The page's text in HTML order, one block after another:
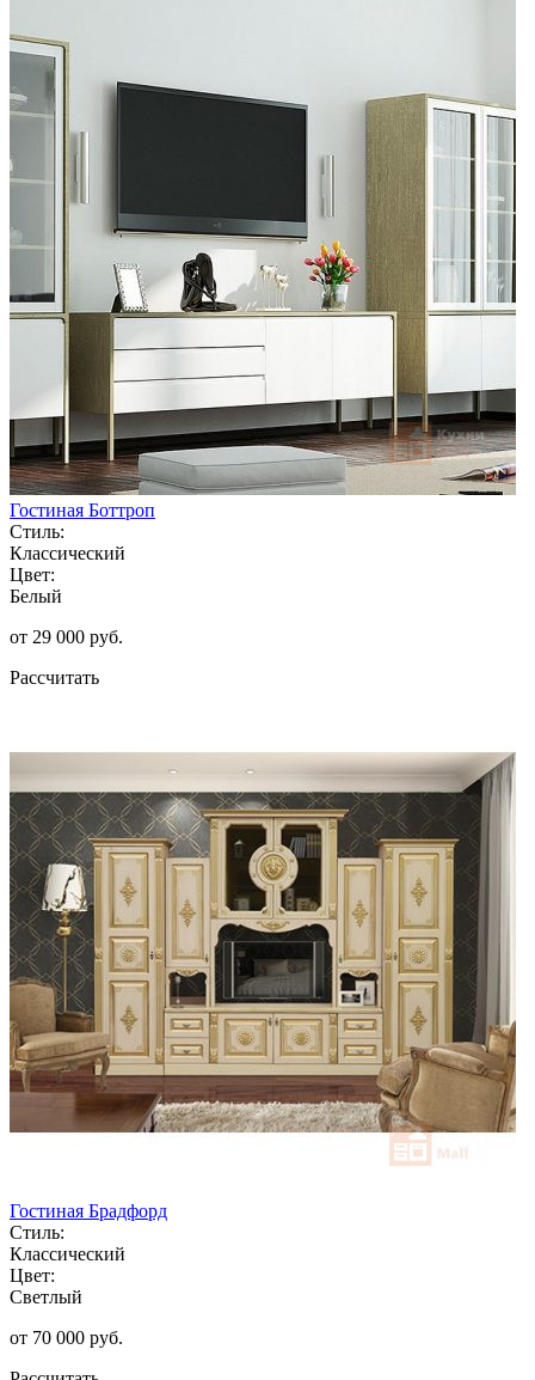
Гостиная Боттроп
Стиль:
Классический
Цвет:
Белый
от 29 000 руб.
Рассчитать
Гостиная Брадфорд
Стиль:
Классический
Цвет:
Светлый
от 70 000 руб.